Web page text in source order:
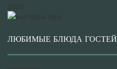
ЛЮБИМЫЕ БЛЮДА ГОСТЕЙ